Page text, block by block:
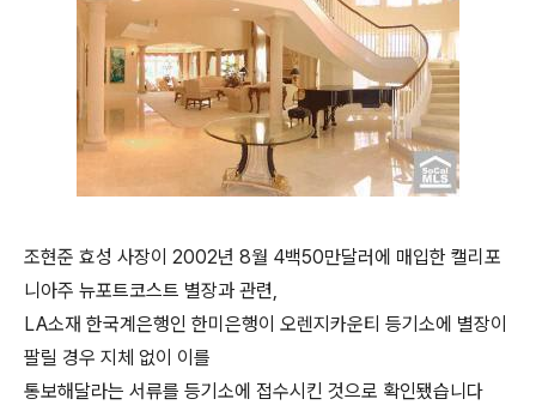
조현준 효성 사장이 2002년 8월 4백50만달러에 매입한 캘리포
니아주 뉴포트코스트 별장과 관련,
LA소재 한국계은행인 한미은행이 오렌지카운티 등기소에 별장이
팔릴 경우 지체 없이 이를
통보해달라는 서류를 등기소에 접수시킨 것으로 확인됐습니다